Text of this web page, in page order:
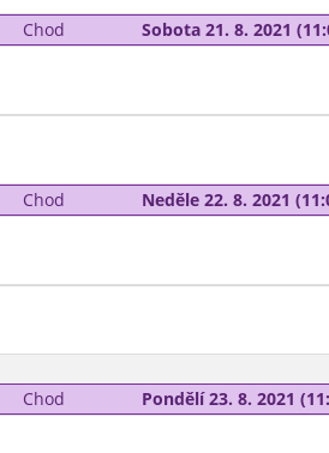
Chod Sobota 21. 8. 2021
Chod Neděle 22. 8. 2021
Chod Pondělí 23. 8. 2021